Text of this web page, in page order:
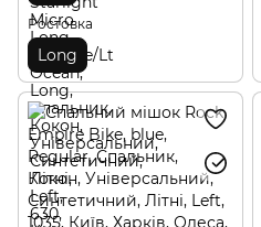
Ростовка
Long